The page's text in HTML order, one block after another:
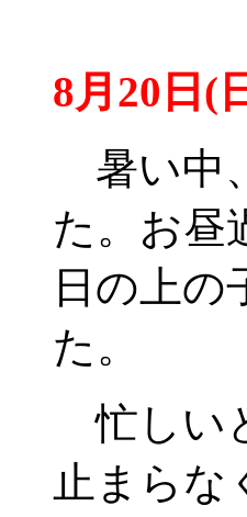
8月20日(
暑い中
た。お昼
日の上
た。
忙しい
止まら